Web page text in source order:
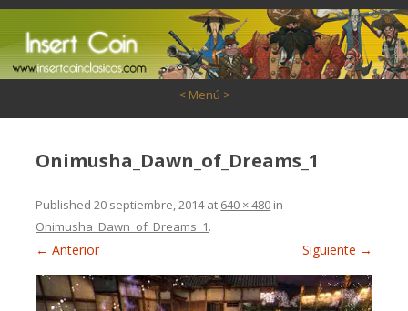
< Menú >
Onimusha_Dawn_of_Dreams_1
Published20 septiembre, 2014at 640 × 480 in
Onimusha_Dawn_of_Dreams_1.
← Anterior Siguiente →